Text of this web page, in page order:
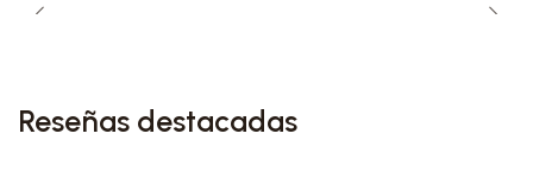
Reseñas destacadas